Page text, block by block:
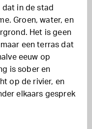
dat in de stad
Groen, water, en
Het is geen
een terras dat
eeuw op
is sober en
op de rivier, en
elkaars gesprek